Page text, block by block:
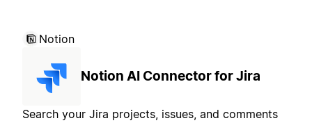
Notion
Notion AI Connector for Jira
Search your Jira projects, issues, and comments